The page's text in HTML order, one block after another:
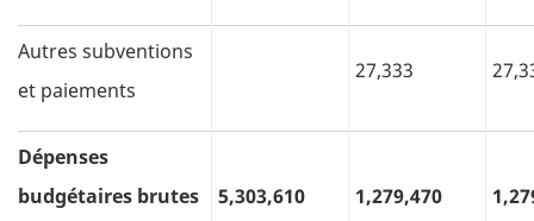
Autres subventions
et paiements
27,333
Dépenses
budgétaires brutes
5,303,610 1,279,470